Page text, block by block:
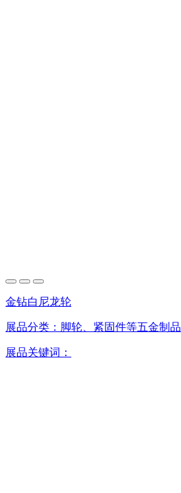
金钻白尼龙轮
展品分类： 脚轮、紧固件等五金制品
展品关键词：